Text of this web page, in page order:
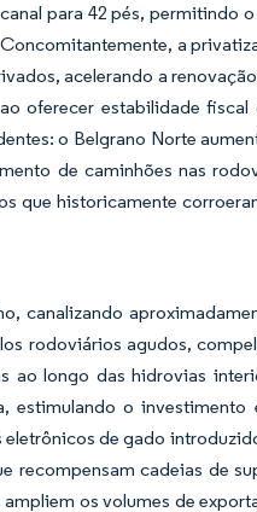
para 42 pés, permitindo
a
acelerando a
oferecer estabilidade fiscal
o Belgrano Norte
de caminhões nas
que historicamente
canalizando
rodoviários agudos,
ao longo das hidrovias
estimulando o
de gado
recompensam cadeias de
os volumes de